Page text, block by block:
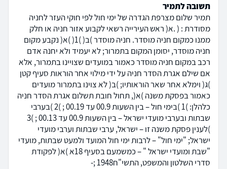
תשובה לתמיר
תמיר שלום מצרפת הגדרה של ימי חול לפי חוקי העזר לחניה
מסודרת : ( .א( ראש העירייה רשאי לקבוע אזור חניה או חלק
ממנו כמקום חניה מוסדר. חניה מוסדר )ב( )1( )א( נקבע מקום
חניה מוסדר, יסומן המקום בתמרור; לא יעמיד ולא יחנה אדם
רכב במקום חניה מוסדר כאמור במועדים שצויינו בתמרור, אלא
אם שילם אגרת הסדר חניה על ידי מילוי אחר הוראות סעיף קטן
)ג( וימלא אחר שאר הוראותיו; )ב( לא צוינו בתמרור מועדים
כאמור בפסקת משנה )א(, תחול חובת תשלום אגרת הסדר חניה
כלהלן: )1 )בימי חול – בין השעות 00.9 עד 00.19 ; )2 )בערבי
שבתות ובערבי מועדי ישראל – בין השעות 00.9 עד 00.13 ; )3
)לענין פסקת משנה זו – ישראל, ערבי שבתות וערבי מועדי
ישראל; "ימי חול" – לרבות ימי חול המועד ולמעט שבתות, מועדי
"שבת ומועדי ישראל " – כמשמעם בסעיף 18א )א( לפקודת
סדרי השלטון והמשפט, התשי"ח1948 ;-